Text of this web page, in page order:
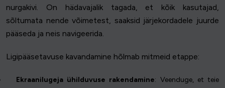
nurgakivi. On hädavajalik tagada, et kõik kasutajad,
sõltumata nende võimetest, saaksid järjekordadele juurde
pääseda ja neis navigeerida.
Ligipääsetavuse kavandamine hõlmab mitmeid etappe:
Ekraanilugeja ühilduvuse rakendamine: Veenduge, et teie